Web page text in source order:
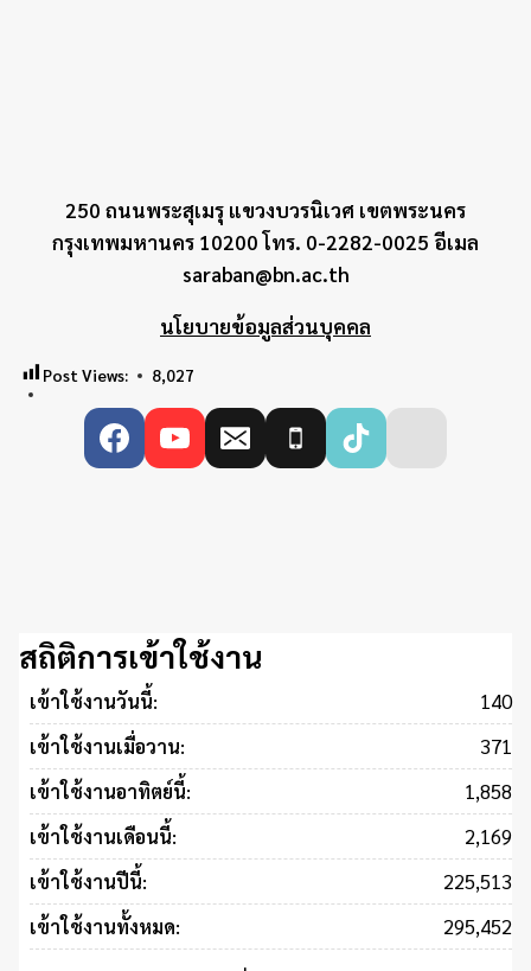
250 ถนนพระสุเมรุ แขวงบวรนิเวศ เขตพระนคร
กรุงเทพมหานคร 10200 โทร. 0-2282-0025 อีเมล
saraban@bn.ac.th
นโยบายข้อมูลส่วนบุคคล
Post Views: 8,027
สถิติการเข้าใช้งาน
เข้าใช้งานวันนี้: 140
เข้าใช้งานเมื่อวาน: 371
เข้าใช้งานอาทิตย์นี้: 1,858
เข้าใช้งานเดือนนี้: 2,169
เข้าใช้งานปีนี้: 225,513
เข้าใช้งานทั้งหมด: 295,452